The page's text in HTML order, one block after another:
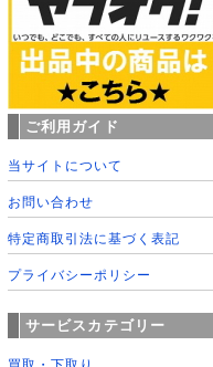
ご利用ガイド
当サイトについて
お問い合わせ
特定商取引法に基づく表記
プライバシーポリシー
サービスカテゴリー